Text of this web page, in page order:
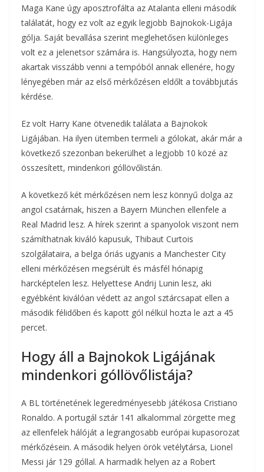
Maga Kane úgy aposztrofálta az Atalanta elleni második
találatát, hogy ez volt az egyik legjobb Bajnokok-Ligája
gólja. Saját bevallása szerint meglehetősen különleges
volt ez a jelenetsor számára is. Hangsúlyozta, hogy nem
akartak visszább venni a tempóból annak ellenére, hogy
lényegében már az első mérkőzésen eldőlt a továbbjutás
kérdése.
Ez volt Harry Kane ötvenedik találata a Bajnokok
Ligájában. Ha ilyen ütemben termeli a gólokat, akár már a
következő szezonban bekerülhet a legjobb 10 közé az
összesített, mindenkori góllövőlistán.
A következő két mérkőzésen nem lesz könnyű dolga az
angol csatárnak, hiszen a Bayern München ellenfele a
Real Madrid lesz. A hírek szerint a spanyolok viszont nem
számíthatnak kiváló kapusuk, Thibaut Curtois
szolgálataira, a belga óriás ugyanis a Manchester City
elleni mérkőzésen megsérült és másfél hónapig
harcképtelen lesz. Helyettese Andrij Lunin lesz, aki
egyébként kiválóan védett az angol sztárcsapat ellen a
második félidőben és kapott gól nélkül hozta le azt a 45
percet.
Hogy áll a Bajnokok Ligájának
mindenkori góllövőlistája?
A BL történetének legeredményesebb játékosa Cristiano
Ronaldo. A portugál sztár 141 alkalommal zörgette meg
az ellenfelek hálóját a legrangosabb európai kupasorozat
mérkőzésein. A második helyen örök vetélytársa, Lionel
Messi jár 129 góllal. A harmadik helyen az a Robert